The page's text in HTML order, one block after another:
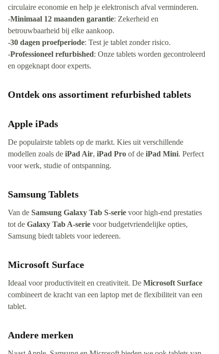
circulaire economie en help je elektronisch afval verminderen.
-Minimaal 12 maanden garantie: Zekerheid en
betrouwbaarheid bij elke aankoop.
-30 dagen proefperiode: Test je tablet zonder risico.
-Professioneel refurbished: Onze tablets worden gecontroleerd
en opgeknapt door experts.
Ontdek ons assortiment refurbished tablets
Apple iPads
De populairste tablets op de markt. Kies uit verschillende
modellen zoals de iPad Air, iPad Pro of de iPad Mini. Perfect
voor werk, studie of ontspanning.
Samsung Tablets
Van de Samsung Galaxy Tab S-serie voor high-end prestaties
tot de Galaxy Tab A-serie voor budgetvriendelijke opties,
Samsung biedt tablets voor iedereen.
Microsoft Surface
Ideaal voor productiviteit en creativiteit. De Microsoft Surface
combineert de kracht van een laptop met de flexibiliteit van een
tablet.
Andere merken